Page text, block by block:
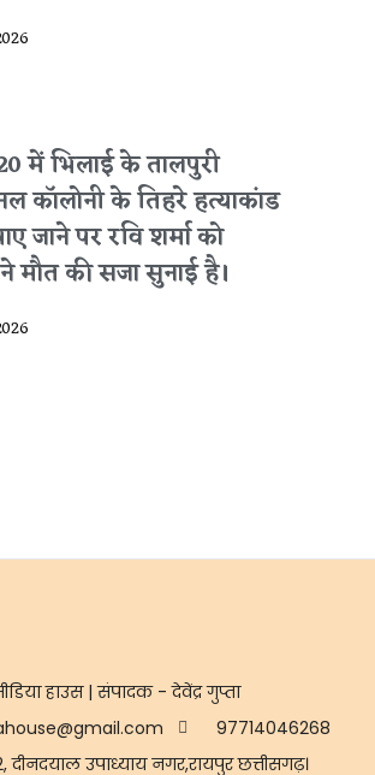
में भिलाई के तालपुरी
कॉलोनी के तिहरे हत्याकांड
जाने पर रवि शर्मा को
मौत की सजा सुनाई है।
हाउस | संपादक - देवेंद्र गुप्ता
97714046268
उपाध्याय नगर,रायपुर छत्तीसगढ़।